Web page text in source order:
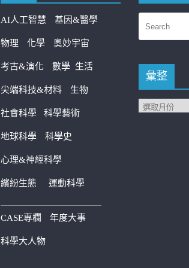
AI人工智慧 基因&醫學
物理 化學 奧妙宇宙
考古&演化 數學 生活
尖端科技&材料 生物
社會科學 科學藝術
地球科學 科學史
心理&神經科學
繽紛生態 運動科學
————————————
CASE專欄 年度大事
科學大人物
彙整